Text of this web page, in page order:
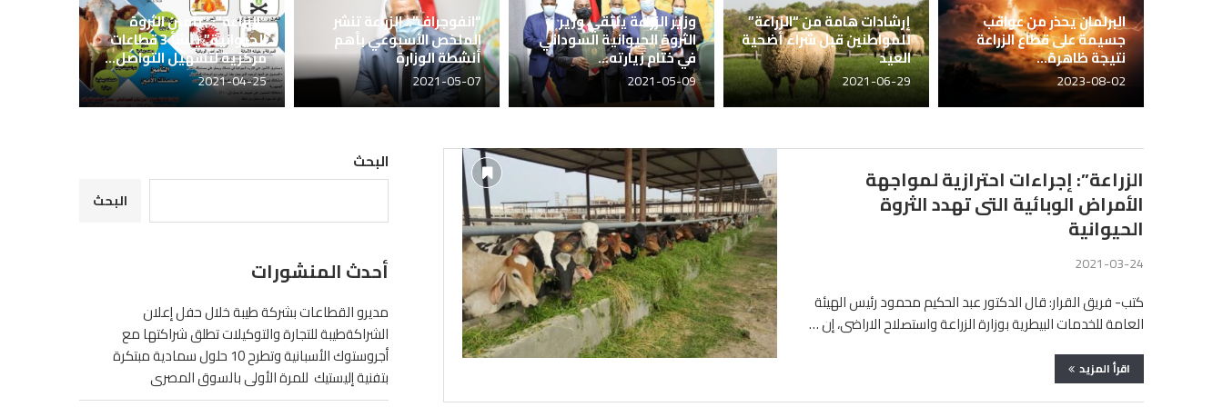
البرلمان يحذر من عواقب
جسيمة على قطاع الزراعة
نتيجة ظاهرة...
2023-08-02
إرشادات هامة من “الزراعة”
للمواطنين قبل شراء أضحية
العيد
2021-06-29
وزير الزراعة يلتقي وزير
الثروة الحيوانية السوداني
في ختام زيارته...
2021-05-09
“انفوجراف”.. الزراعة تنشر
الملخص الأسبوعي بأهم
أنشطة الوزارة
2021-05-07
“الزراعة”: “تأمين الثروة
الحيوانية” ينشأ 3 قطاعات
مركزية لتسهيل التواصل...
2021-04-25
الزراعة”: إجراءات احترازية لمواجهة
الأمراض الوبائية التى تهدد الثروة
الحيوانية
2021-03-24
كتب- فريق القرار: قال الدكتور عبد الحكيم محمود رئيس الهيئة
العامة للخدمات البيطرية بوزارة الزراعة واستصلاح الاراضى، إن …
اقرأ المزيد
البحث
البحث
أحدث المنشورات
مديرو القطاعات بشركة طيبة خلال حفل إعلان
الشراكةطيبة للتجارة والتوكيلات تطلق شراكتها مع
أجروستوك الأسبانية وتطرح 10 حلول سمادية مبتكرة
بتفنية إليستيك للمرة الأولى بالسوق المصرى